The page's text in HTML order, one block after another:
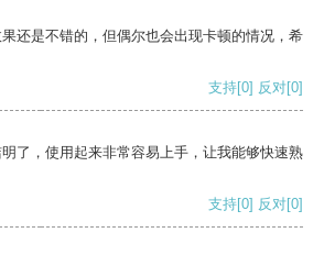
还是不错的，但偶尔也会出现卡顿的情况，希
支持[0] 反对[0]
了，使用起来非常容易上手，让我能够快速熟
支持[0] 反对[0]